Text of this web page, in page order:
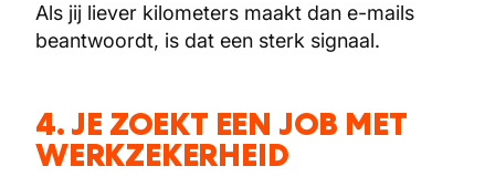
Als jij liever kilometers maakt dan e-mails
beantwoordt, is dat een sterk signaal.
4. JE ZOEKT EEN JOB MET
WERKZEKERHEID